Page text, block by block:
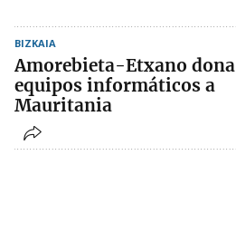
BIZKAIA
Amorebieta-Etxano dona
equipos informáticos a
Mauritania